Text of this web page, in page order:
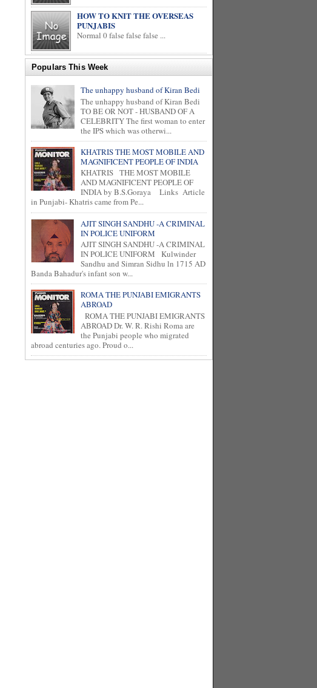
HOW TO KNIT THE OVERSEAS
PUNJABIS
Normal 0 false false false ...
Populars This Week
The unhappy husband of Kiran Bedi
The unhappy husband of Kiran Bedi
TO BE OR NOT - HUSBAND OF A
CELEBRITY The first woman to enter
the IPS which was otherwi...
KHATRIS THE MOST MOBILE AND
MAGNIFICENT PEOPLE OF INDIA
KHATRIS THE MOST MOBILE
AND MAGNIFICENT PEOPLE OF
INDIA by B.S.Goraya Links Article
in Punjabi- Khatris came from Pe...
AJIT SINGH SANDHU -A CRIMINAL
IN POLICE UNIFORM
AJIT SINGH SANDHU -A CRIMINAL
IN POLICE UNIFORM Kulwinder
Sandhu and Simran Sidhu ln 1715 AD
Banda Bahadur's infant son w...
ROMA THE PUNJABI EMIGRANTS
ABROAD
ROMA THE PUNJABI EMIGRANTS
ABROAD Dr. W. R. Rishi Roma are
the Punjabi people who migrated
abroad centuries ago. Proud o...